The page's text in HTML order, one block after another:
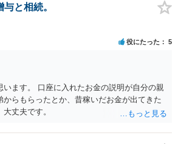
す。 倒れた弁護士は脳梗塞で倒れたようで
理人の選任は有効なのかという問題もあ
と相続。
役にたった 5
います。 口座に入れたお金の説明が自分の親
からもらったとか、昔稼いだお金が出てきた
丈夫です。